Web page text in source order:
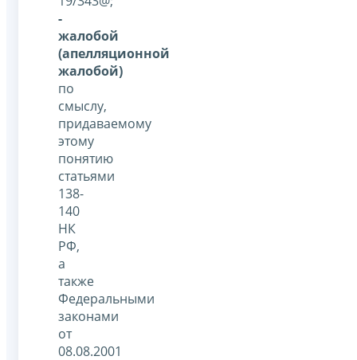
-
жалобой
(апелляционной
жалобой)
по
смыслу,
придаваемому
этому
понятию
статьями
138-
140
НК
РФ,
а
также
Федеральными
законами
от
08.08.2001